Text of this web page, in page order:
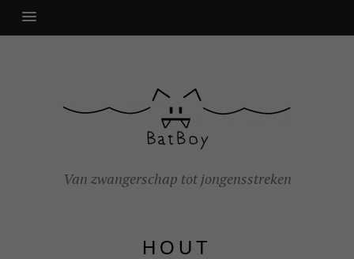
Van zwangerschap tot jongensstreken
HOUT